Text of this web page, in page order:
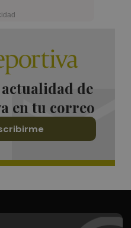
de
en tu correo